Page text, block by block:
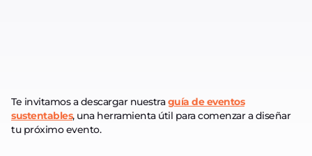
Te invitamos a descargar nuestraguía de eventos
sustentables, una herramienta útil para comenzar a diseñar
tu próximo evento.